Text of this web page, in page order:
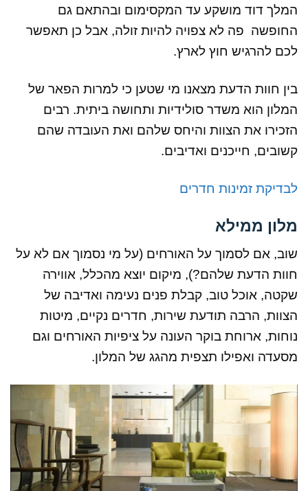
המלך דוד מושקע עד המקסימום ובהתאם גם
החופשה פה לא צפויה להיות זולה, אבל כן תאפשר
לכם להרגיש חוץ לארץ.
בין חוות הדעת מצאנו מי שטען כי למרות הפאר של
המלון הוא משדר סולידיות ותחושה ביתית. רבים
הזכירו את הצוות והיחס שלהם ואת העובדה שהם
קשובים, חייכנים ואדיבים.
לבדיקת זמינות חדרים
מלון ממילא
שוב, אם לסמוך על האורחים (על מי נסמוך אם לא על
חוות הדעת שלהם?), מיקום יוצא מהכלל, אווירה
שקטה, אוכל טוב, קבלת פנים נעימה ואדיבה של
הצוות, הרבה תודעת שירות, חדרים נקיים, מיטות
נוחות, ארוחת בוקר העונה על ציפיות האורחים וגם
מסעדה ואפילו תצפית מהגג של המלון.